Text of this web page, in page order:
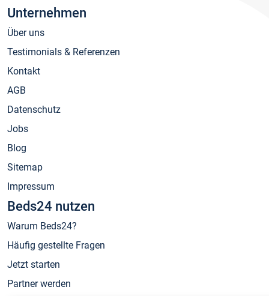
Unternehmen
Über uns
Testimonials & Referenzen
Kontakt
AGB
Datenschutz
Jobs
Blog
Sitemap
Impressum
Beds24 nutzen
Warum Beds24?
Häufig gestellte Fragen
Jetzt starten
Partner werden